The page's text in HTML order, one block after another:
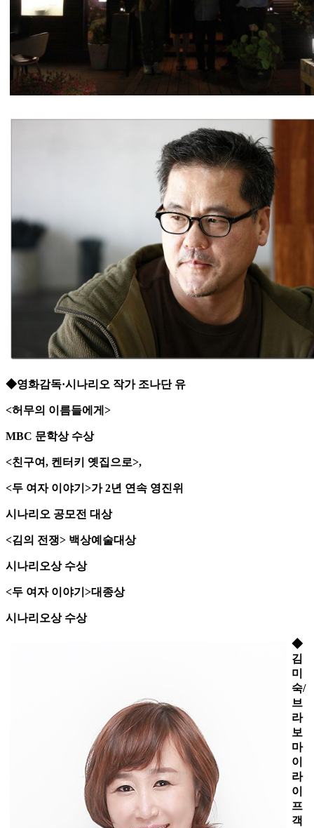
◆영화감독·시나리오 작가 조나단 유
<허무의 이름들에게>
MBC 문학상 수상
<친구여, 켄터키 옛집으로>,
<두 여자 이야기>가 2년 연속 영진위
시나리오 공모전 대상
<김의 전쟁> 백상예술대상
시나리오상 수상
<두 여자 이야기>대종상
시나리오상 수상
◆
김
미
숙/
브
라
보
마
이
라
이
프
객